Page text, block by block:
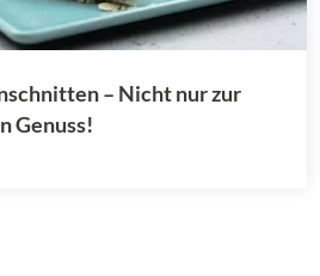
– Nicht nur zur
Genuss!